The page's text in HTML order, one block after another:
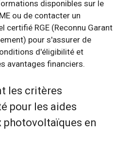
disponibles sur le
ou de contacter un
certifié RGE (Reconnu Garant
pour s'assurer de
d'éligibilité et
avantages financiers.
les critères
pour les aides
photovoltaïques en